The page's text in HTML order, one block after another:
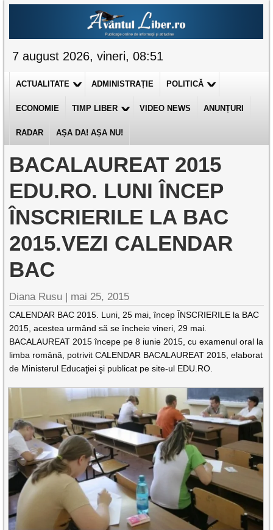
7 august 2026, vineri, 08:51
ACTUALITATE ADMINISTRAȚIE POLITICĂ
ECONOMIE TIMP LIBER VIDEO NEWS ANUNȚURI
RADAR AȘA DA! AȘA NU!
BACALAUREAT 2015
EDU.RO. LUNI ÎNCEP
ÎNSCRIERILE LA BAC
2015.VEZI CALENDAR
BAC
Diana Rusu | mai 25, 2015
CALENDAR BAC 2015. Luni, 25 mai, încep ÎNSCRIERILE la BAC
2015, acestea urmând să se încheie vineri, 29 mai.
BACALAUREAT 2015 începe pe 8 iunie 2015, cu examenul oral la
limba română, potrivit CALENDAR BACALAUREAT 2015, elaborat
de Ministerul Educaţiei şi publicat pe site-ul EDU.RO.